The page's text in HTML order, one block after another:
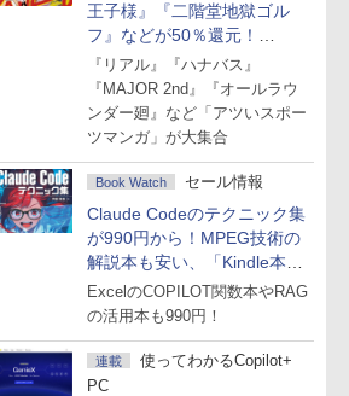
王子様』『二階堂地獄ゴル
フ』などが50％還元！
Amazonマンガ週末セール
『リアル』『ハナバス』
『MAJOR 2nd』『オールラウ
ンダー廻』など「アツいスポー
ツマンガ」が大集合
Book Watch セール情報
Claude Codeのテクニック集
が990円から！MPEG技術の
解説本も安い、「Kindle本サ
マーセール」第2弾開始！
ExcelのCOPILOT関数本やRAG
の活用本も990円！
連載
使ってわかるCopilot+
PC